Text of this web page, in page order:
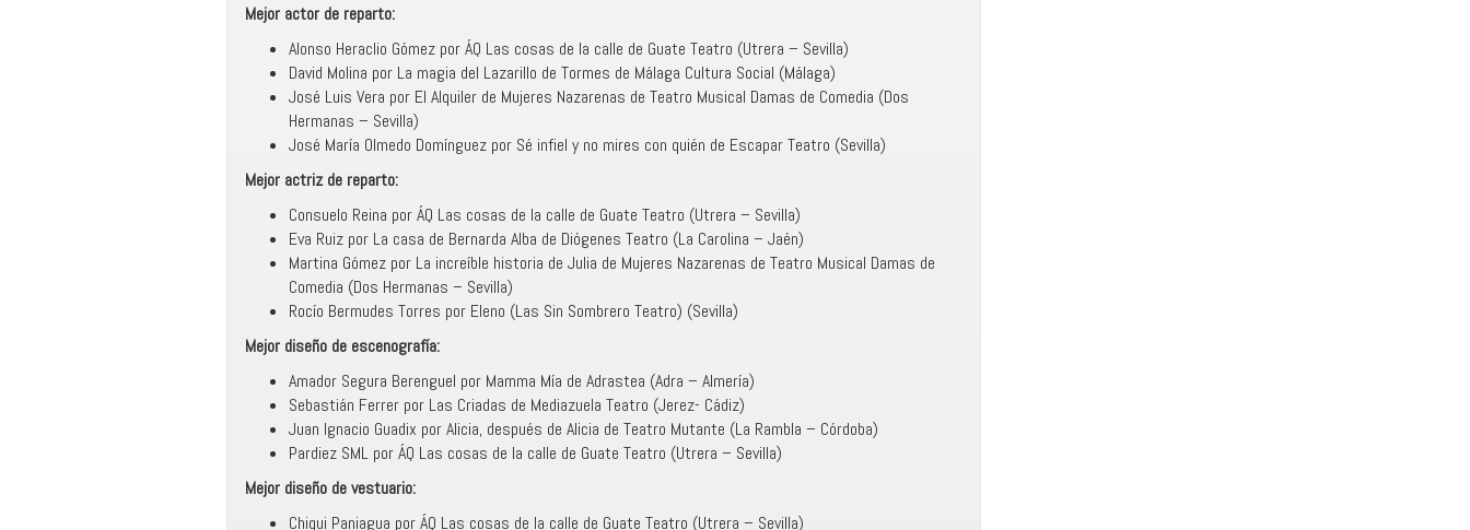
Mejor actor de reparto:
Alonso Heraclio Gómez por ÁQ Las cosas de la calle de Guate Teatro (Utrera – Sevilla)
David Molina por La magia del Lazarillo de Tormes de Málaga Cultura Social (Málaga)
José Luis Vera por El Alquiler de Mujeres Nazarenas de Teatro Musical Damas de Comedia (Dos
Hermanas – Sevilla)
José María Olmedo Domínguez por Sé infiel y no mires con quién de Escapar Teatro (Sevilla)
Mejor actriz de reparto:
Consuelo Reina por ÁQ Las cosas de la calle de Guate Teatro (Utrera – Sevilla)
Eva Ruiz por La casa de Bernarda Alba de Diógenes Teatro (La Carolina – Jaén)
Martina Gómez por La increíble historia de Julia de Mujeres Nazarenas de Teatro Musical Damas de
Comedia (Dos Hermanas – Sevilla)
Rocío Bermudes Torres por Eleno (Las Sin Sombrero Teatro) (Sevilla)
Mejor diseño de escenografía:
Amador Segura Berenguel por Mamma Mía de Adrastea (Adra – Almería)
Sebastián Ferrer por Las Criadas de Mediazuela Teatro (Jerez- Cádiz)
Juan Ignacio Guadix por Alicia, después de Alicia de Teatro Mutante (La Rambla – Córdoba)
Pardiez SML por ÁQ Las cosas de la calle de Guate Teatro (Utrera – Sevilla)
Mejor diseño de vestuario:
Chiqui Paniagua por ÁQ Las cosas de la calle de Guate Teatro (Utrera – Sevilla)